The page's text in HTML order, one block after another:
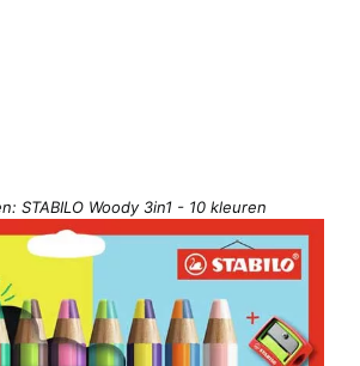
STABILO Woody 3in1 - 10 kleuren